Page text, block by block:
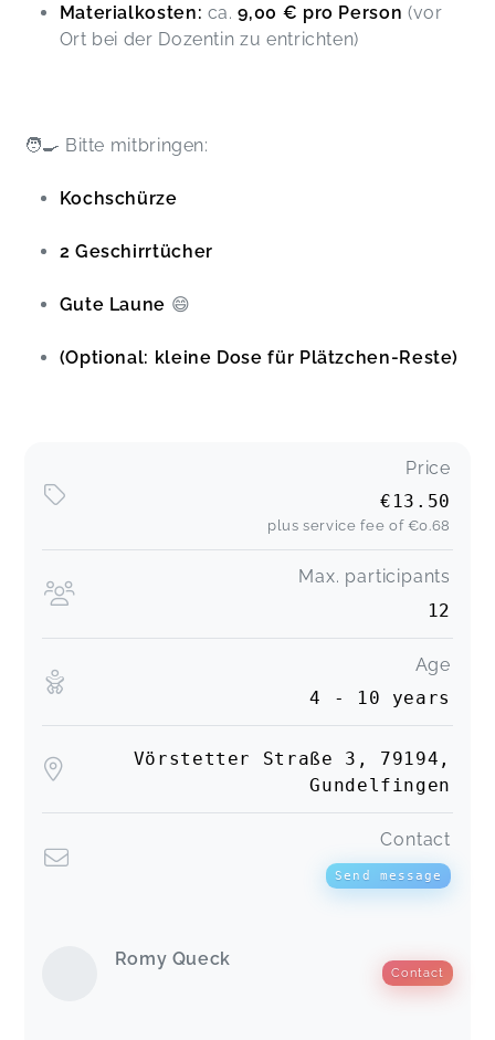
Materialkosten: ca.9,00 € pro Person (vor
Ort bei der Dozentin zu entrichten)
🧑‍🍳 Bitte mitbringen:
Kochschürze
2 Geschirrtücher
Gute Laune 😄
(Optional: kleine Dose für Plätzchen-Reste)
Price
€13.50
plus service fee of €0.68
Max. participants
12
Age
4 - 10 years
Vörstetter Straße 3, 79194,
Gundelfingen
Contact
Send message
Romy Queck
Contact